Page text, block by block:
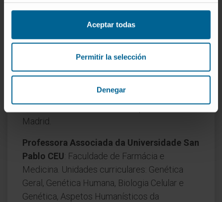
Aceptar todas
Permitir la selección
Denegar
Mestrado em Estudos Nutricionais de
Precisão e Epidemiologia Nutricional.
Nutrigenómica.
Francisco de Vitoria, e docente de formação
contínua da Universidade Complutense de
Madrid.
Professora Associada da Universidade San
Pablo CEU: Faculdade de Farmácia e
Medicina. Unidades curriculares: Genética
Geral, Genética Humana, Biologia Celular e
Genética, Aspetos Humanísticos da